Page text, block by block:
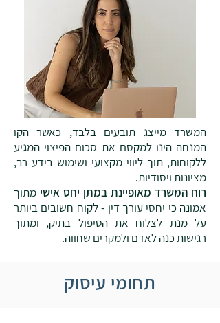
המשרד מייצג תובעים בלבד, כאשר הקו
המנחה הינו למקסם את סכום הפיצוי המגיע
ללקוחות, תוך ליווי מקצועי ושימוש בידע רב,
מציונות ויסודיות.
רוח המשרד מאופיינת במתן יחס אישי מתוך
אמונה כי יחסי עורך דין - לקוח חשובים ביותר
על מנת לצלוח את הטיפול בתיק, ומתוך
רגישות כנה לאדם ולמקרים שחווה.
תחומי עיסוק